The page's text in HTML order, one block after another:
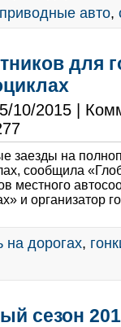
авто,
для
10/2015 |
заезды на
сообщила
местного
и организатор
дорогах,
сезон